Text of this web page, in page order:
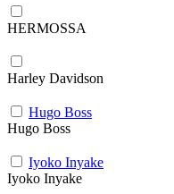
HERMOSSA
Harley Davidson
Hugo Boss
Hugo Boss
Iyoko Inyake
Iyoko Inyake